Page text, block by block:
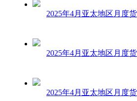
2025年4月亚太地区月度
2025年4月亚太地区月度
2025年4月亚太地区月度